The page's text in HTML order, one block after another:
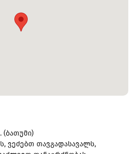
(ბათუმი)
ვეძებთ თავგადასავალს,